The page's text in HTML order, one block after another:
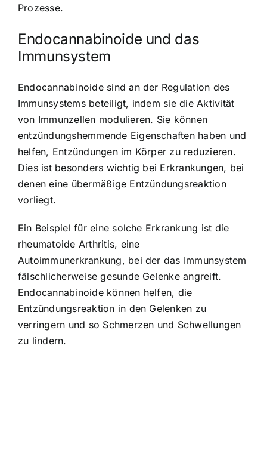
Prozesse.
Endocannabinoide und das
Immunsystem
Endocannabinoide sind an der Regulation des
Immunsystems beteiligt, indem sie die Aktivität
von Immunzellen modulieren. Sie können
entzündungshemmende Eigenschaften haben und
helfen, Entzündungen im Körper zu reduzieren.
Dies ist besonders wichtig bei Erkrankungen, bei
denen eine übermäßige Entzündungsreaktion
vorliegt.
Ein Beispiel für eine solche Erkrankung ist die
rheumatoide Arthritis, eine
Autoimmunerkrankung, bei der das Immunsystem
fälschlicherweise gesunde Gelenke angreift.
Endocannabinoide können helfen, die
Entzündungsreaktion in den Gelenken zu
verringern und so Schmerzen und Schwellungen
zu lindern.